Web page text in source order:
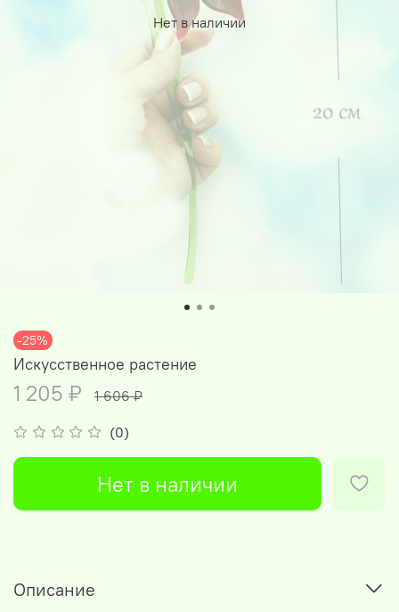
Нет в наличии
-25%
(0)
Искусственное растение
1 205 ₽ 1 606 ₽
Нет в наличии
Описание